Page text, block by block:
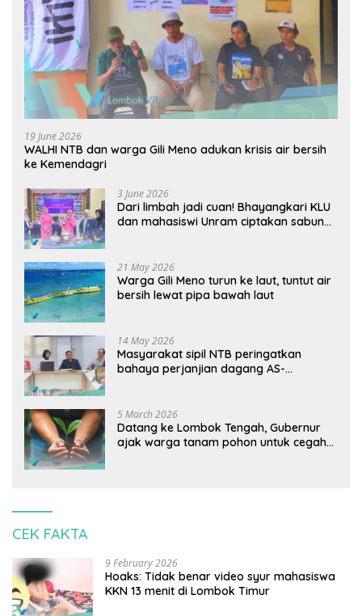
19 June 2026
WALHI NTB dan warga Gili Meno adukan krisis air bersih
ke Kemendagri
3 June 2026
Dari limbah jadi cuan! Bhayangkari KLU
dan mahasiswi Unram ciptakan sabun
21 May 2026
Warga Gili Meno turun ke laut, tuntut air
bersih lewat pipa bawah laut
14 May 2026
Masyarakat sipil NTB peringatkan
bahaya perjanjian dagang AS-
5 March 2026
Datang ke Lombok Tengah, Gubernur
ajak warga tanam pohon untuk cegah
CEK FAKTA
9 February 2026
Hoaks: Tidak benar video syur mahasiswa
KKN 13 menit di Lombok Timur